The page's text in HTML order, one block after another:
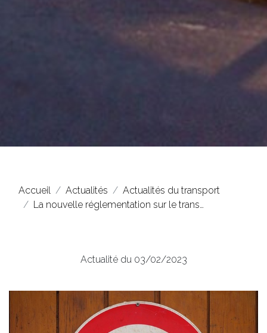
Accueil Actualités
Actualités du transport
La nouvelle réglementation sur le trans…
Actualité du 03/02/2023